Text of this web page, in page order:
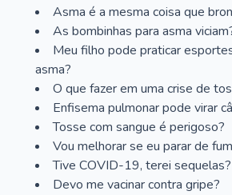
Asma é a mesma coisa que
As bombinhas para asma
Meu filho pode praticar
asma?
O que fazer em uma crise de
Enfisema pulmonar pode virar
Tosse com sangue é perigoso?
Vou melhorar se eu parar de
Tive COVID-19, terei sequelas?
Devo me vacinar contra gripe?